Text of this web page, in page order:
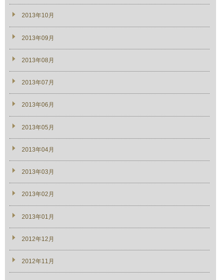
2013年10月
2013年09月
2013年08月
2013年07月
2013年06月
2013年05月
2013年04月
2013年03月
2013年02月
2013年01月
2012年12月
2012年11月